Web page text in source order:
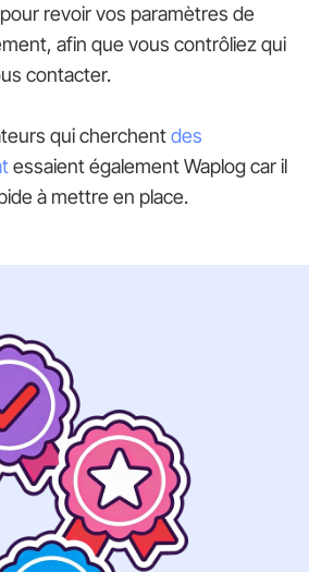
revoir vos paramètres de
afin que vous contrôliez qui
contacter.
qui cherchentdes
essaient également Waplog car il
à mettre en place.